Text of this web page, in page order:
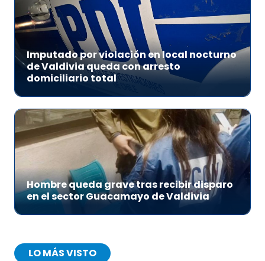
Imputado por violación en local nocturno
de Valdivia queda con arresto
domiciliario total
Hombre queda grave tras recibir disparo
en el sector Guacamayo de Valdivia
LO MÁS VISTO